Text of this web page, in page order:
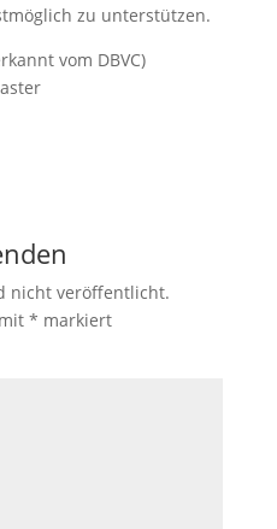
zu unterstützen.
vom DBVC)
nicht veröffentlicht.
* markiert